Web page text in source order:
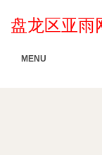
盘龙区亚雨
MENU